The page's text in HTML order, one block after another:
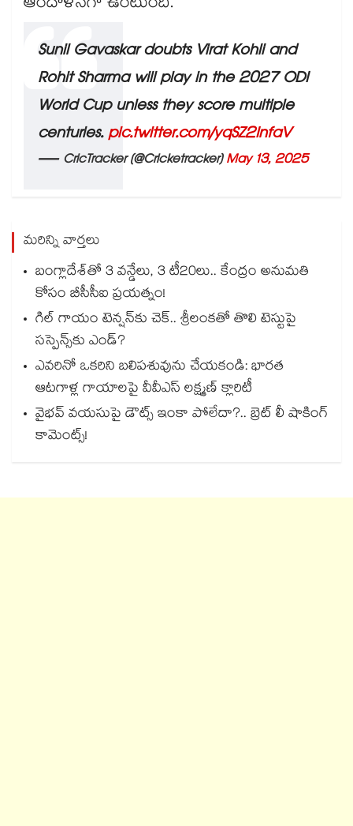
Sunil Gavaskar doubts Virat Kohli and
Rohit Sharma will play in the 2027 ODI
World Cup unless they score multiple
centuries.pic.twitter.com/yqSZ2InfaV
— CricTracker (@Cricketracker)May 13, 2025
మరిన్ని వార్తలు
బంగ్లాదేశ్⁬తో 3 వన్డేలు, 3 టీ20లు.. కేంద్రం అనుమతి
కోసం బీసీసీఐ ప్రయత్నం!
గిల్ గాయం టెన్షన్‌కు చెక్.. శ్రీలంకతో తొలి టెస్టుపై
సస్పెన్స్‌కు ఎండ్?
ఎవరినో ఒకరిని బలిపశువును చేయకండి: భారత
ఆటగాళ్ల గాయాలపై వీవీఎస్ లక్ష్మణ్ క్లారిటీ
వైభవ్ వయసుపై డౌట్స్ ఇంకా పోలేదా?.. బ్రెట్ లీ షాకింగ్
కామెంట్స్!